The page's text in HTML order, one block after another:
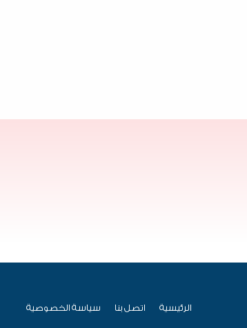
الرئيسية اتصل بنا سياسة الخصوصية